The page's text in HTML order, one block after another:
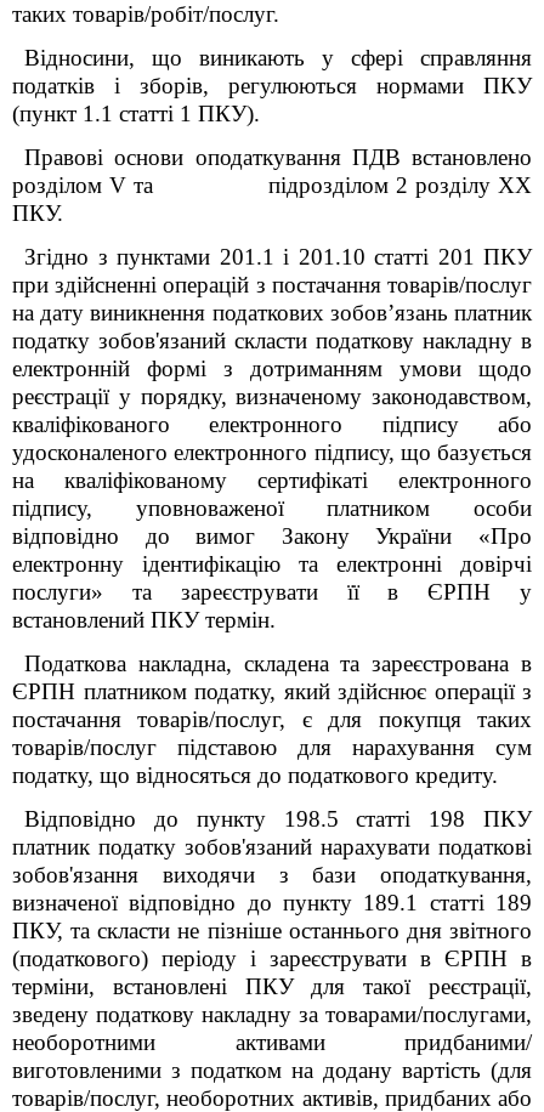
таких товарів/робіт/послуг.
Відносини, що виникають у сфері справляння
податків і зборів, регулюються нормами ПКУ
(пункт 1.1 статті 1 ПКУ).
Правові основи оподаткування ПДВ встановлено
розділом V та підрозділом 2 розділу XX
ПКУ.
Згідно з пунктами 201.1 і 201.10 статті 201 ПКУ
при здійсненні операцій з постачання товарів/послуг
на дату виникнення податкових зобов’язань платник
податку зобов'язаний скласти податкову накладну в
електронній формі з дотриманням умови щодо
реєстрації у порядку, визначеному законодавством,
кваліфікованого електронного підпису або
удосконаленого електронного підпису, що базується
на кваліфікованому сертифікаті електронного
підпису, уповноваженої платником особи
відповідно до вимог Закону України «Про
електронну ідентифікацію та електронні довірчі
послуги» та зареєструвати її в ЄРПН у
встановлений ПКУ термін.
Податкова накладна, складена та зареєстрована в
ЄРПН платником податку, який здійснює операції з
постачання товарів/послуг, є для покупця таких
товарів/послуг підставою для нарахування сум
податку, що відносяться до податкового кредиту.
Відповідно до пункту 198.5 статті 198 ПКУ
платник податку зобов'язаний нарахувати податкові
зобов'язання виходячи з бази оподаткування,
визначеної відповідно до пункту 189.1 статті 189
ПКУ, та скласти не пізніше останнього дня звітного
(податкового) періоду і зареєструвати в ЄРПН в
терміни, встановлені ПКУ для такої реєстрації,
зведену податкову накладну за товарами/послугами,
необоротними активами придбаними/
виготовленими з податком на додану вартість (для
товарів/послуг, необоротних активів, придбаних або